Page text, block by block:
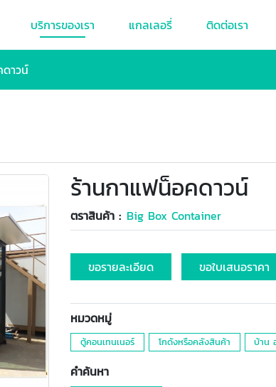
บริการของเรา แกลเลอรี่ ติดต่อเรา
าวน์
ร้านกาแฟน็อคดาวน์
ตราสินค้า : Big Box Container
ขอรายละเอียด ขอใบเสนอราคา
หมวดหมู่
ตู้คอนเทนเนอร์ โกดังหรือคลังสินค้า บ้าน
คำค้นหา